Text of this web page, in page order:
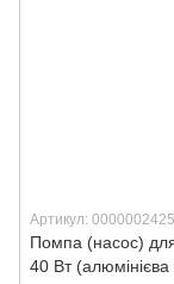
Артикул:
Помпа (насос)
40 Вт (алюмінієва